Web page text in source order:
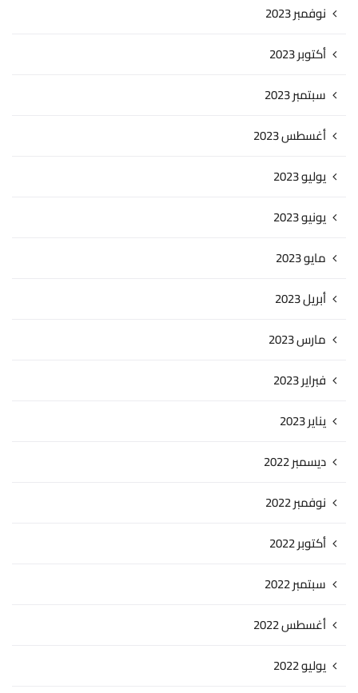
نوفمبر 2023
أكتوبر 2023
سبتمبر 2023
أغسطس 2023
يوليو 2023
يونيو 2023
مايو 2023
أبريل 2023
مارس 2023
فبراير 2023
يناير 2023
ديسمبر 2022
نوفمبر 2022
أكتوبر 2022
سبتمبر 2022
أغسطس 2022
يوليو 2022